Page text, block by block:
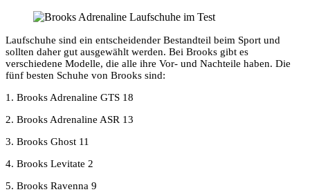
Laufschuhe sind ein entscheidender Bestandteil beim Sport und
sollten daher gut ausgewählt werden. Bei Brooks gibt es
verschiedene Modelle, die alle ihre Vor- und Nachteile haben. Die
fünf besten Schuhe von Brooks sind:
1. Brooks Adrenaline GTS 18
2. Brooks Adrenaline ASR 13
3. Brooks Ghost 11
4. Brooks Levitate 2
5. Brooks Ravenna 9